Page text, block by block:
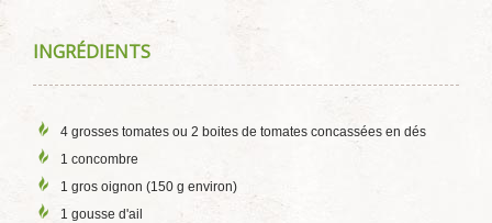
INGRÉDIENTS
4 grosses tomates ou 2 boites de tomates concassées en dés
1 concombre
1 gros oignon (150 g environ)
1 gousse d'ail